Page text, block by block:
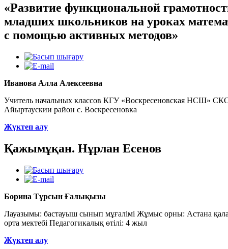
«Развитие функциональной
младших школьников на уроках
с помощью активных методов»
Иванова Алла Алексеевна
Учитель начальных классов КГУ «Воскресеновская НСШ»
Айыртаускии район с. Воскресеновка
Жүктеп алу
Қажымұқан. Нұрлан Есенов
Борина Тұрсын Ғалықызы
Лауазымы: бастауыш сынып мұғалімі Жұмыс орны: Астана
орта мектебі Педагогикалық өтілі: 4 жыл
Жүктеп алу